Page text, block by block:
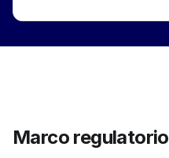
Marco regulatorio